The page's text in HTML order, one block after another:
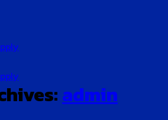
admin